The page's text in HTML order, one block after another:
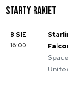
Starty rakiet
8 SIE
16:00